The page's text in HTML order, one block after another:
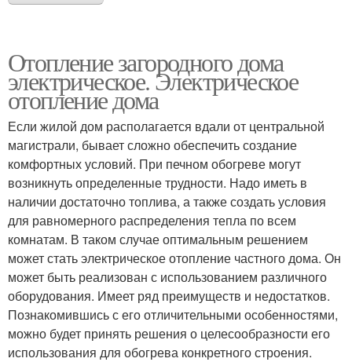
Отопление загородного дома
электрическое. Электрическое
отопление дома
Если жилой дом располагается вдали от центральной
магистрали, бывает сложно обеспечить создание
комфортных условий. При печном обогреве могут
возникнуть определенные трудности. Надо иметь в
наличии достаточно топлива, а также создать условия
для равномерного распределения тепла по всем
комнатам. В таком случае оптимальным решением
может стать электрическое отопление частного дома. Он
может быть реализован с использованием различного
оборудования. Имеет ряд преимуществ и недостатков.
Познакомившись с его отличительными особенностями,
можно будет принять решения о целесообразности его
использования для обогрева конкретного строения.